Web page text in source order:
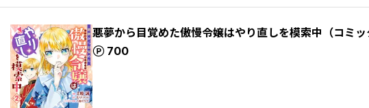
悪夢から目覚めた傲慢令嬢はやり直しを模索中（コミッ
700
ポイント